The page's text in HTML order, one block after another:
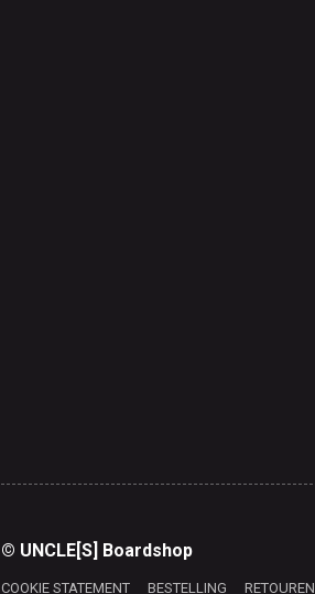
© UNCLE[S] Boardshop
COOKIE STATEMENT BESTELLING RETOUREN